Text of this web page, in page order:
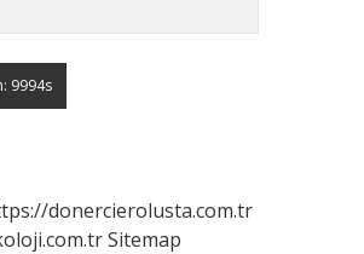
donercierolusta.com.tr
Sitemap